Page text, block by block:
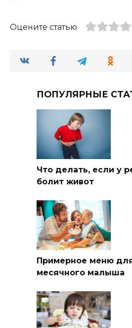
Оцените статью
ПОПУЛЯРНЫЕ
Что делать, если у
болит живот
Примерное меню
месячного малыша